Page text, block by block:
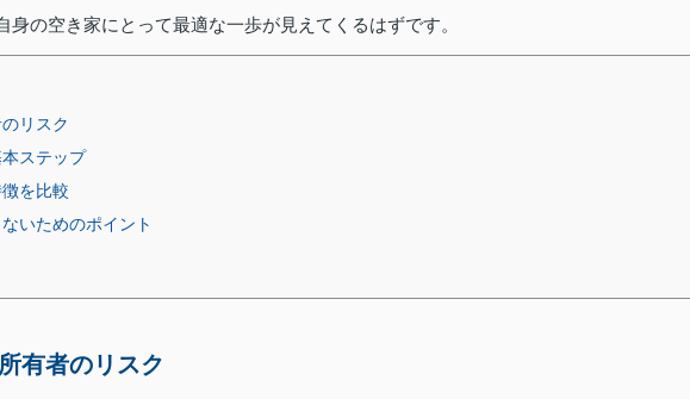
の空き家にとって最適な一歩が見えてくるはずです。
リスク
ステップ
を比較
いためのポイント
有者のリスク